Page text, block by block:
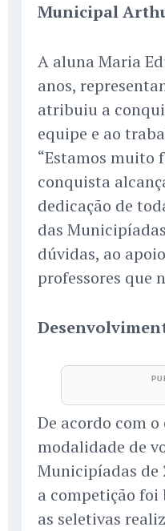
Municipal
A aluna Maria
anos,
atribuiu a
equipe e ao
“Estamos muito
conquista
dedicação de
das
dúvidas, ao
professores que
De acordo com
modalidade de
Municipíadas de
a competição foi
as seletivas